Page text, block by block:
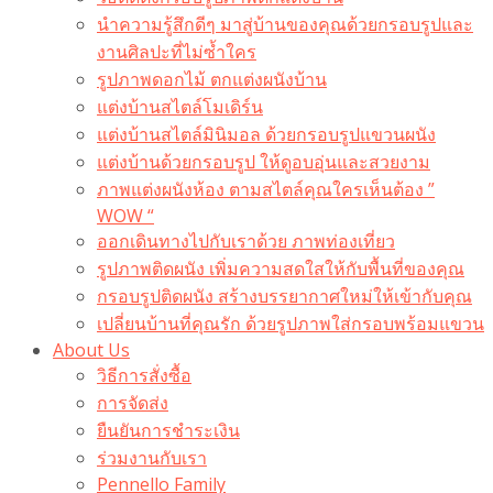
นำความรู้สึกดีๆ มาสู่บ้านของคุณด้วยกรอบรูปและ
งานศิลปะที่ไม่ซ้ำใคร
รูปภาพดอกไม้ ตกแต่งผนังบ้าน
แต่งบ้านสไตล์โมเดิร์น
แต่งบ้านสไตล์มินิมอล ด้วยกรอบรูปแขวนผนัง
แต่งบ้านด้วยกรอบรูป ให้ดูอบอุ่นและสวยงาม
ภาพแต่งผนังห้อง ตามสไตล์คุณใครเห็นต้อง ”
WOW “
ออกเดินทางไปกับเราด้วย ภาพท่องเที่ยว
รูปภาพติดผนัง เพิ่มความสดใสให้กับพื้นที่ของคุณ
กรอบรูปติดผนัง สร้างบรรยากาศใหม่ให้เข้ากับคุณ
เปลี่ยนบ้านที่คุณรัก ด้วยรูปภาพใส่กรอบพร้อมแขวน​
About Us
วิธีการสั่งซื้อ
การจัดส่ง
ยืนยันการชำระเงิน
ร่วมงานกับเรา
Pennello Family